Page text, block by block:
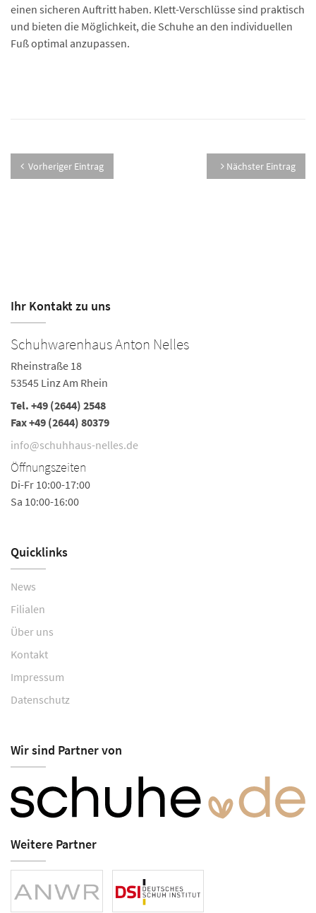
einen sicheren Auftritt haben. Klett-Verschlüsse sind praktisch
und bieten die Möglichkeit, die Schuhe an den individuellen
Fuß optimal anzupassen.
Vorheriger Eintrag Nächster Eintrag
Ihr Kontakt zu uns
Schuhwarenhaus Anton Nelles
Rheinstraße 18
53545 Linz Am Rhein
Tel. +49 (2644) 2548
Fax +49 (2644) 80379
info@schuhhaus-nelles.de
Öffnungszeiten
Di-Fr 10:00-17:00
Sa 10:00-16:00
Quicklinks
News
Filialen
Über uns
Kontakt
Impressum
Datenschutz
Wir sind Partner von
Weitere Partner